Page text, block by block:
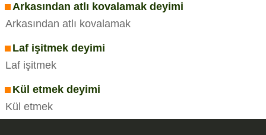
Arkasından atlı kovalamak deyimi
Arkasından atlı kovalamak
Laf işitmek deyimi
Laf işitmek
Kül etmek deyimi
Kül etmek